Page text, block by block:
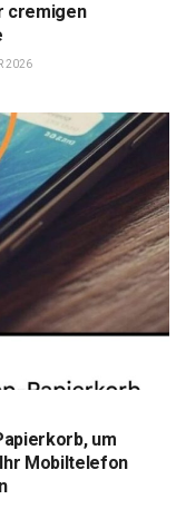
cremigen
2026
um
Mobiltelefon